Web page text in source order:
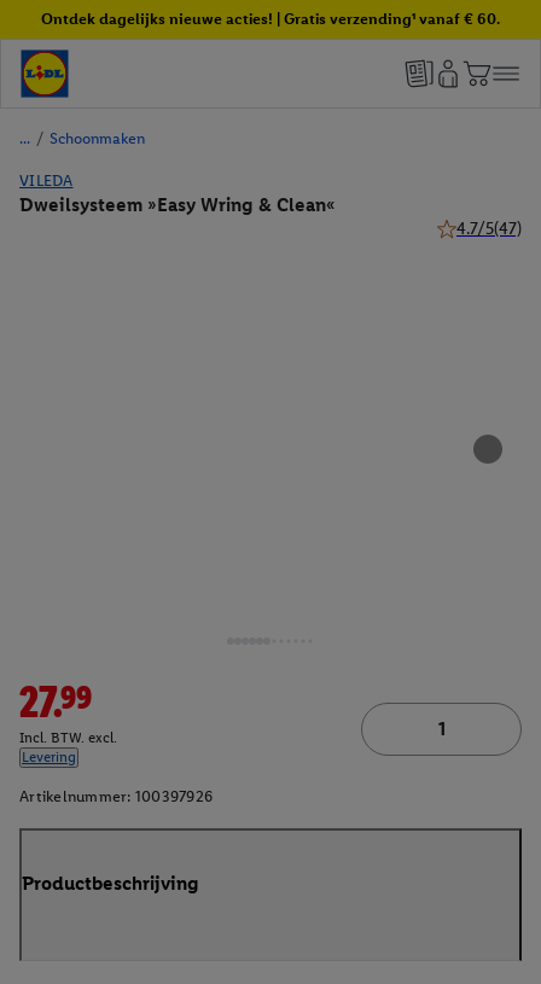
Ontdek dagelijks nieuwe acties! | Gratis verzending¹ vanaf € 60.
/ Schoonmaken
VILEDA
Dweilsysteem »Easy Wring & Clean«
4.7/5(47)
27.99
Incl. BTW. excl.
Levering
Artikelnummer: 100397926
Productbeschrijving